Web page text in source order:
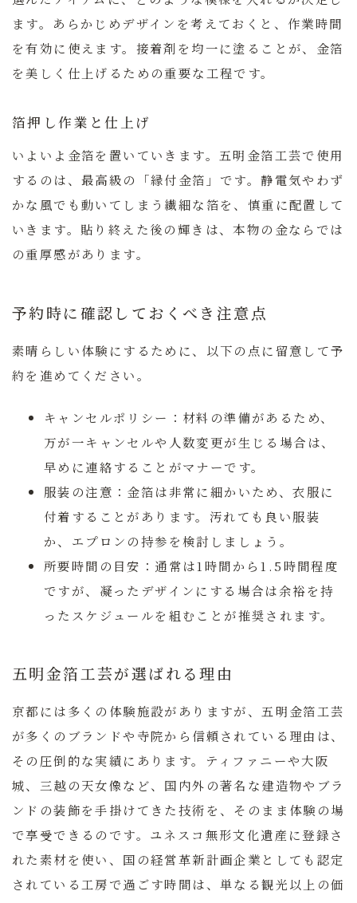
ます。あらかじめデザインを考えておくと、作業時間
を有効に使えます。接着剤を均一に塗ることが、金箔
を美しく仕上げるための重要な工程です。
箔押し作業と仕上げ
いよいよ金箔を置いていきます。五明金箔工芸で使用
するのは、最高級の「縁付金箔」です。静電気やわず
かな風でも動いてしまう繊細な箔を、慎重に配置して
いきます。貼り終えた後の輝きは、本物の金ならでは
の重厚感があります。
予約時に確認しておくべき注意点
素晴らしい体験にするために、以下の点に留意して予
約を進めてください。
キャンセルポリシー： 材料の準備があるため、
万が一キャンセルや人数変更が生じる場合は、
早めに連絡することがマナーです。
服装の注意： 金箔は非常に細かいため、衣服に
付着することがあります。汚れても良い服装
か、エプロンの持参を検討しましょう。
所要時間の目安： 通常は1時間から1.5時間程度
ですが、凝ったデザインにする場合は余裕を持
ったスケジュールを組むことが推奨されます。
五明金箔工芸が選ばれる理由
京都には多くの体験施設がありますが、五明金箔工芸
が多くのブランドや寺院から信頼されている理由は、
その圧倒的な実績にあります。ティファニーや大阪
城、三越の天女像など、国内外の著名な建造物やブラ
ンドの装飾を手掛けてきた技術を、そのまま体験の場
で享受できるのです。ユネスコ無形文化遺産に登録さ
れた素材を使い、国の経営革新計画企業としても認定
されている工房で過ごす時間は、単なる観光以上の価